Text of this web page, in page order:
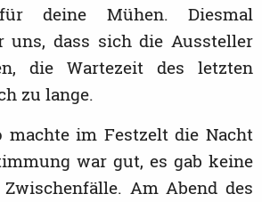
deine Mühen. Diesmal
uns, dass sich die Aussteller
die Wartezeit des letzten
zu lange.
machte im Festzelt die Nacht
war gut, es gab keine
Am Abend des